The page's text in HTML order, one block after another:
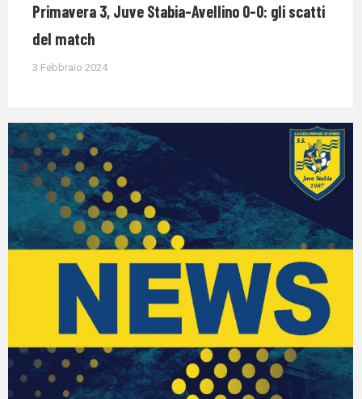
Primavera 3, Juve Stabia-Avellino 0-0: gli scatti
del match
3 Febbraio 2024